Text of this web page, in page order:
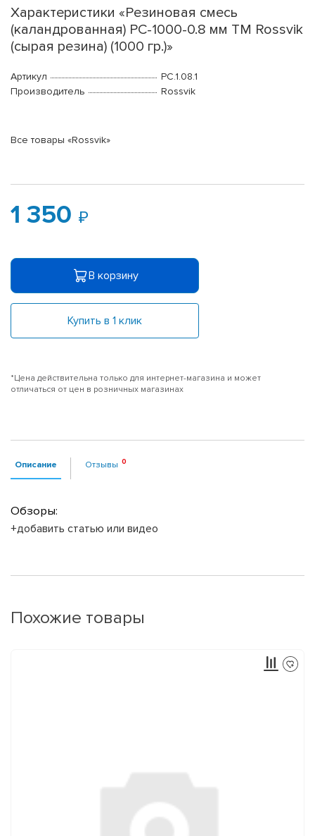
Характеристики «Резиновая смесь
(каландрованная) РС-1000-0.8 мм ТМ Rossvik
(сырая резина) (1000 гр.)»
Артикул
PC.1.08.1
Производитель
Rossvik
Все товары «Rossvik»
1 350
В корзину
Купить в 1 клик
*Цена действительна только для интернет-магазина и может
отличаться от цен в розничных магазинах
Описание Отзывы
Обзоры:
+добавить статью или видео
Похожие товары